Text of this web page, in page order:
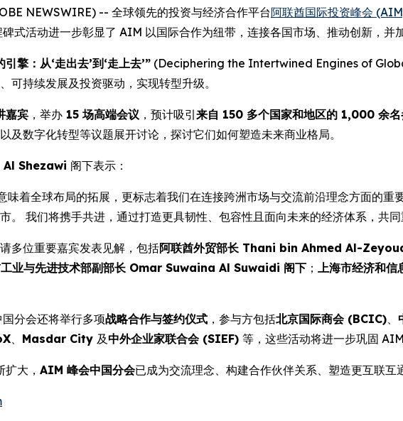
NEWSWIRE) -- 全球领先的投资与经济合作平台阿联酋国际投资峰会
式活动进一步彰显了 AIM 以国际合作为纽带，连接各国市场、推动创新，并
擎：从‘走出去’到‘走上去’” (Deciphering the Intertwined Engines of
可持续发展及投资驱动，实现转型升级。
嘉宾 ，举办 15 场高端会议 ，预计吸引来自 150 多个国家和地区的 1,000 余名
及数字化转型等议题展开讨论，探讨它们如何塑造未来商业格局。
Al Shezawi 阁下表示：
味着全球布局的拓展，更标志着我们在连接跨洲市场与交流前沿理念方面的
。 我们将携手共进，通过打造更具韧性、包容性且面向未来的经济体系，共
多位重要嘉宾发表见解，包括阿联酋外贸部长 Thani bin Ahmed Al-
工业与先进技术部副部长 Omar Suwaina Al Suwaidi 阁下 ； 上海市经济和信
分会还将举行多项战略合作与签约仪式 ，参与方包括北京国际商会 (BCIC)、
、 Masdar City 及中外企业家联合会 (SIEF) 等，这些活动将进一步巩固
大， AIM 峰会中国分会已成为交流理念、构建合作伙伴关系、塑造更互联互